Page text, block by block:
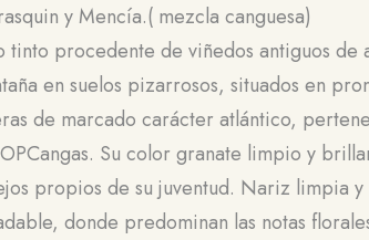
y Mencía.( mezcla canguesa)
tinto procedente de viñedos antiguos de
en suelos pizarrosos, situados en
de marcado carácter atlántico,
Su color granate limpio y
propios de su juventud. Nariz limpia y
donde predominan las notas